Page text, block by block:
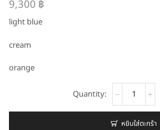
9,300 ฿
light blue
cream
orange
430
ชิ้น หยิบใส่ตะกร้า